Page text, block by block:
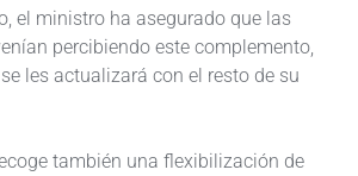
el ministro ha asegurado que las
percibiendo este complemento,
les actualizará con el resto de su
también una flexibilización de